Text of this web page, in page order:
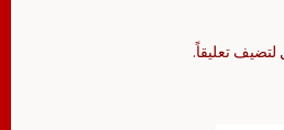
لتضيف تعليقاً.